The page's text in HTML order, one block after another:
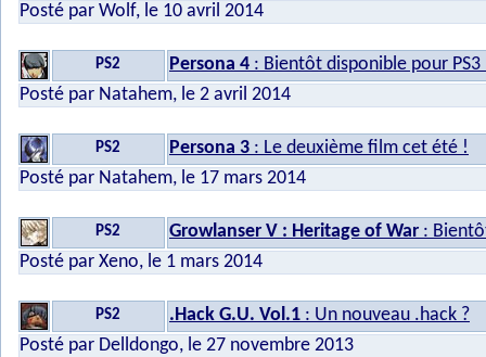
Posté par Wolf, le 10 avril 2014
PS2 Persona 4 : Bientôt disponible pour PS3
Posté par Natahem, le 2 avril 2014
PS2 Persona 3 : Le deuxième film cet été !
Posté par Natahem, le 17 mars 2014
PS2 Growlanser V : Heritage of War :
Posté par Xeno, le 1 mars 2014
PS2 .Hack G.U. Vol.1 : Un nouveau .hack ?
Posté par Delldongo, le 27 novembre 2013